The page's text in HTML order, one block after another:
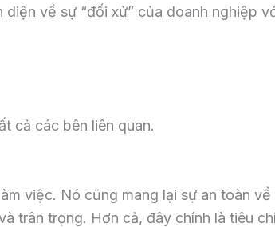
về sự “đối xử” của doanh nghiệp
cả các bên liên quan.
việc. Nó cũng mang lại sự an toàn về
trân trọng. Hơn cả, đây chính là tiêu